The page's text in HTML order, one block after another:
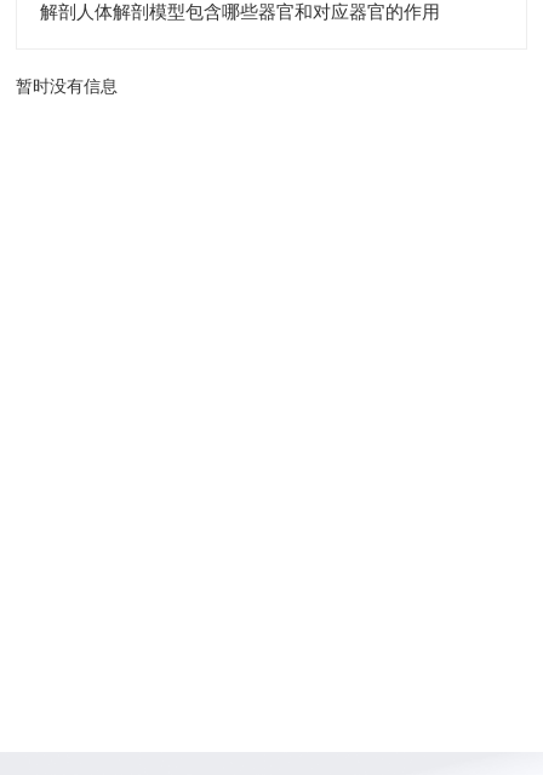
解剖人体解剖模型包含哪些器官和对应器官的作用
暂时没有信息